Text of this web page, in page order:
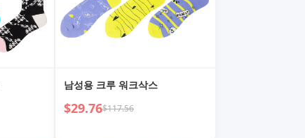
남성용 크루 워크삭스
$29.76$117.56